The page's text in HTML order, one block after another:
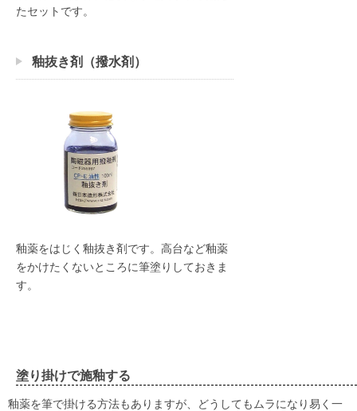
たセットです。
釉抜き剤（撥水剤）
釉薬をはじく釉抜き剤です。高台など釉薬
をかけたくないところに筆塗りしておきま
す。
塗り掛けで施釉する
釉薬を筆で掛ける方法もありますが、どうしてもムラになり易く一